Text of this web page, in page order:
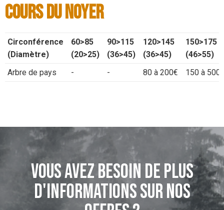
Cours du Noyer
Circonférence
(Diamètre)
60>85
(20>25)
90>115
(36>45)
120>145
(36>45)
150>175
(46>55)
Arbre de pays
- - 80 à 200€ 150 à
Vous avez besoin de plus
d'informations sur nos